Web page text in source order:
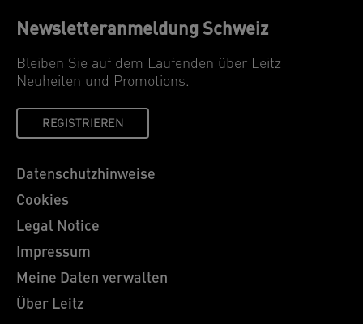
Newsletteranmeldung Schweiz
Bleiben Sie auf dem Laufenden über Leitz
Neuheiten und Promotions.
REGISTRIEREN
Datenschutzhinweise
Cookies
Legal Notice
Impressum
Meine Daten verwalten
Über Leitz